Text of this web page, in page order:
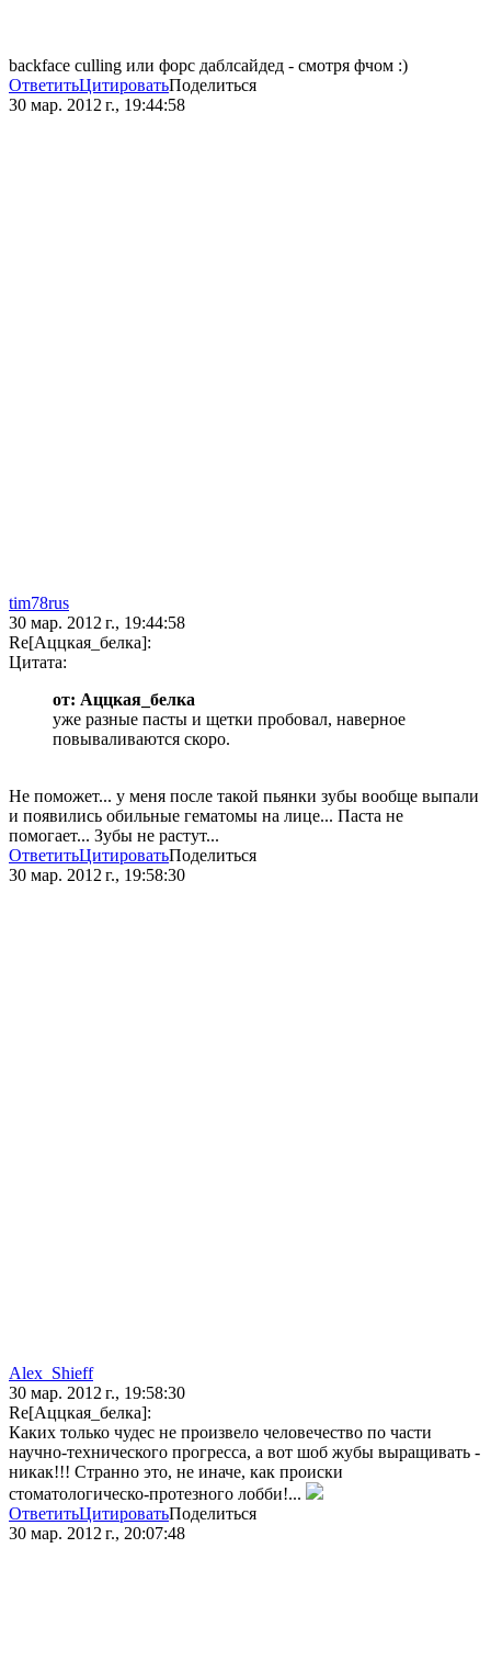
backface culling или форс даблсайдед - смотря фчом :)
ОтветитьЦитироватьПоделиться
30 мар. 2012 г., 19:44:58
tim78rus
30 мар. 2012 г., 19:44:58
Re[Аццкая_белка]:
Цитата:
от: Аццкая_белка
уже разные пасты и щетки пробовал, наверное
повываливаются скоро.
Не поможет... у меня после такой пьянки зубы вообще выпали
и появились обильные гематомы на лице... Паста не
помогает... Зубы не растут...
ОтветитьЦитироватьПоделиться
30 мар. 2012 г., 19:58:30
Alex_Shieff
30 мар. 2012 г., 19:58:30
Re[Аццкая_белка]:
Каких только чудес не произвело человечество по части
научно-технического прогресса, а вот шоб жубы выращивать -
никак!!! Странно это, не иначе, как происки
стоматологическо-протезного лобби!...
ОтветитьЦитироватьПоделиться
30 мар. 2012 г., 20:07:48